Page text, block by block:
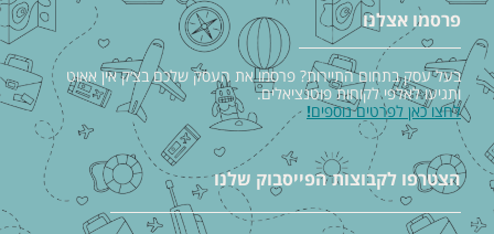
פרסמו אצלנו
בעל עסק בתחום התיירות? פרסמו את העסק שלכם בצ׳ק אין אאוט
ותגיעו לאלפי לקוחות פוטנציאלים.
לחצו כאן לפרטים נוספים!
הצטרפו לקבוצות הפייסבוק שלנו